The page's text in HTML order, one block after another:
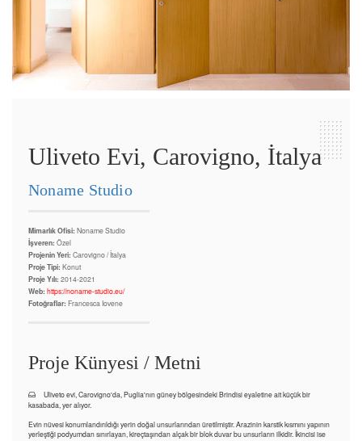
Uliveto Evi, Carovigno, İtalya
Noname Studio
Mimarlık Ofisi: Noname Studio
İşveren: Özel
Projenin Yeri: Carovigno / İtalya
Proje Tipi: Konut
Proje Yılı: 2014-2021
Web: https://noname-studio.eu/
Fotoğraflar: Francesca Iovene
Proje Künyesi / Metni
Uliveto evi, Carovigno'da, Puglia'nın güney bölgesindeki Brindisi eyaletine ait küçük bir
kasabada, yer alıyor.
Evin nüvesi konumlandırıldığı yerin doğal unsurlarından üretilmiştir. Arazinin karstik kısmını yapının
yerleştiği podyumdan sınırlayan, kireçtaşından alçak bir blok duvar bu unsurların ilkidir. İkincisi ise